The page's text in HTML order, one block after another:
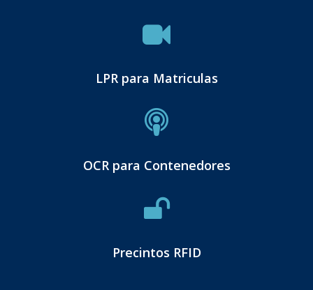
LPR para Matriculas
OCR para Contenedores
Precintos RFID